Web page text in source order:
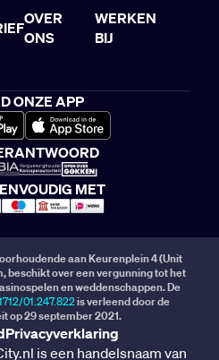
OVER
ONS
WERKEN
BIJ
ONZE APP
MET
aan Keurenplein 4 (Unit
beschikt over een vergunning tot het
en weddenschappen. De
01.247.822is verleend door de
op 29 september 2021.
Privacyverklaring
is een handelsnaam van